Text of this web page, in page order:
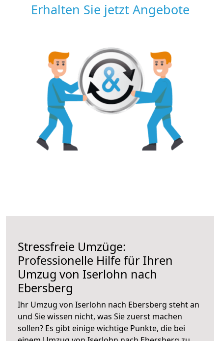
Erhalten Sie jetzt Angebote
Stressfreie Umzüge:
Professionelle Hilfe für Ihren
Umzug von Iserlohn nach
Ebersberg
Ihr Umzug von Iserlohn nach Ebersberg steht an
und Sie wissen nicht, was Sie zuerst machen
sollen? Es gibt einige wichtige Punkte, die bei